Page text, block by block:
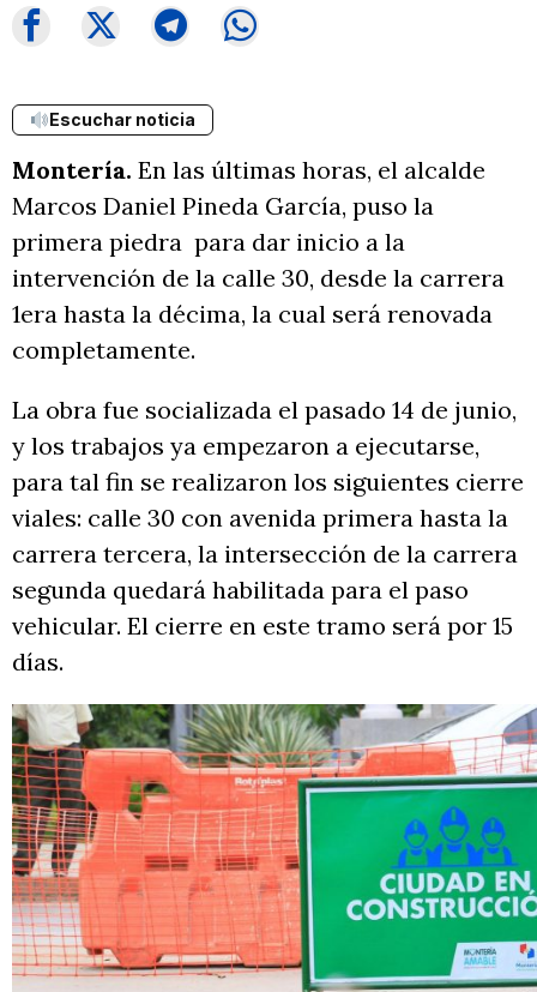
Escuchar noticia
Montería. En las últimas horas, el alcalde
Marcos Daniel Pineda García, puso la
primera piedra para dar inicio a la
intervención de la calle 30, desde la carrera
1era hasta la décima, la cual será renovada
completamente.
La obra fue socializada el pasado 14 de junio,
y los trabajos ya empezaron a ejecutarse,
para tal fin se realizaron los siguientes cierre
viales: calle 30 con avenida primera hasta la
carrera tercera, la intersección de la carrera
segunda quedará habilitada para el paso
vehicular. El cierre en este tramo será por 15
días.